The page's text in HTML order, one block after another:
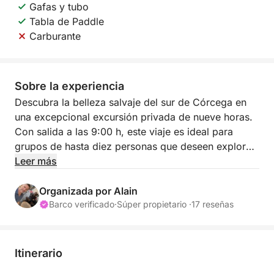
Gafas y tubo
Tabla de Paddle
Carburante
Sobre la experiencia
Descubra la belleza salvaje del sur de Córcega en
una excepcional excursión privada de nueve horas.
Con salida a las 9:00 h, este viaje es ideal para
grupos de hasta diez personas que deseen explorar
las aguas turquesas y los acantilados de granito de
travesía ofrece la escapada perfecta a algunos de
los paisajes costeros más vírgenes del
El itinerario es flexible y totalmente personalizable
Leer más
Organizada por Alain
Barco verificado·Súper propietario ·17 reseñas
Itinerario